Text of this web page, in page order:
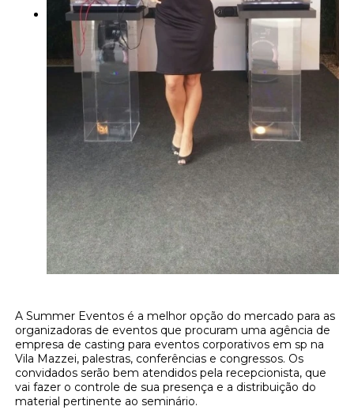
A Summer Eventos é a melhor opção do mercado para as
organizadoras de eventos que procuram uma agência de
empresa de casting para eventos corporativos em sp na
Vila Mazzei, palestras, conferências e congressos. Os
convidados serão bem atendidos pela recepcionista, que
vai fazer o controle de sua presença e a distribuição do
material pertinente ao seminário.